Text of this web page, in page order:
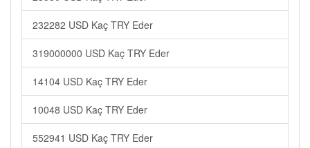
232282 USD Kaç TRY Eder
319000000 USD Kaç TRY Eder
14104 USD Kaç TRY Eder
10048 USD Kaç TRY Eder
552941 USD Kaç TRY Eder